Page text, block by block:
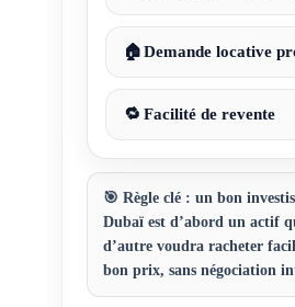
🏠Demande locative
🔁 Facilité de revente
🎯 Règle clé : un bon
Dubaï est d’abord un actif
d’autre voudra racheter
bon prix, sans négociation